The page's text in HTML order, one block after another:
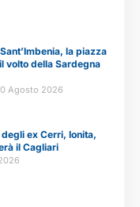
la piazza
volto della Sardegna
Agosto 2026
ex Cerri, Ionita,
il Cagliari